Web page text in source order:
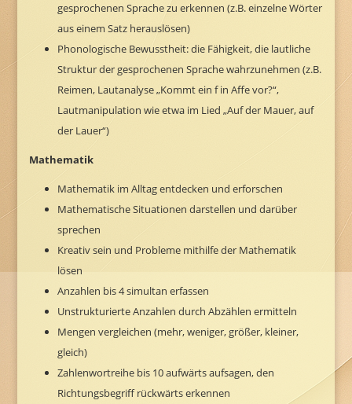
gesprochenen Sprache zu erkennen (z.B. einzelne Wörter
aus einem Satz herauslösen)
Phonologische Bewusstheit: die Fähigkeit, die lautliche
Struktur der gesprochenen Sprache wahrzunehmen (z.B.
Reimen, Lautanalyse „Kommt ein f in Affe vor?“,
Lautmanipulation wie etwa im Lied „Auf der Mauer, auf
der Lauer“)
Mathematik
Mathematik im Alltag entdecken und erforschen
Mathematische Situationen darstellen und darüber
sprechen
Kreativ sein und Probleme mithilfe der Mathematik
lösen
Anzahlen bis 4 simultan erfassen
Unstrukturierte Anzahlen durch Abzählen ermitteln
Mengen vergleichen (mehr, weniger, größer, kleiner,
gleich)
Zahlenwortreihe bis 10 aufwärts aufsagen, den
Richtungsbegriff rückwärts erkennen